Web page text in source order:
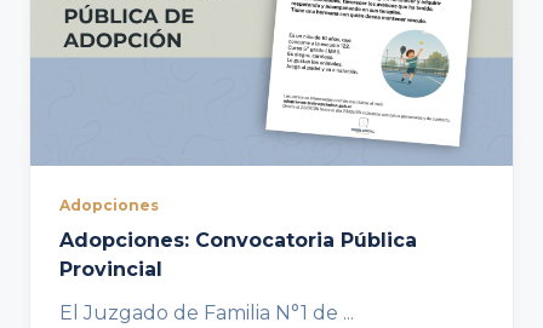
Adopciones
Adopciones: Convocatoria Pública
Provincial
El Juzgado de Familia N°1 de ...